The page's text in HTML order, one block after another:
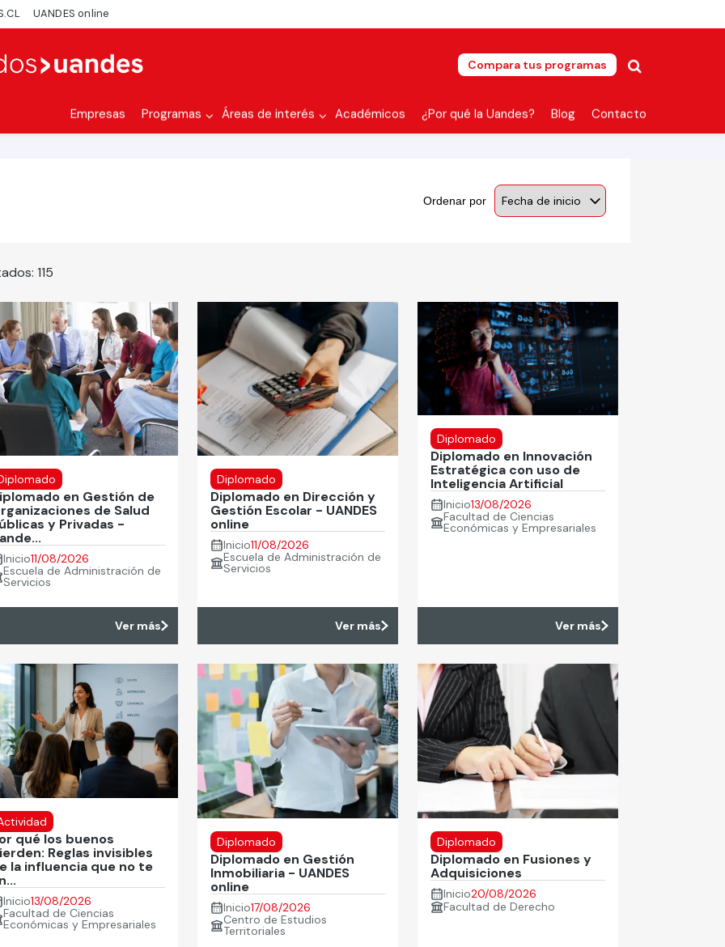
UANDES online
Compara tus programas
Empresas Programas Áreas de interés Académicos ¿Por qué la Uandes? Blog Contacto
Ordenar por
115
en Gestión de
de Salud
y Privadas -
Inicio11/08/2026
Escuela de Administración de
Servicios
Ver más
Diplomado
Diplomado en Dirección y
Gestión Escolar - UANDES
online
Inicio11/08/2026
Escuela de Administración de
Servicios
Ver más
Diplomado
Diplomado en Innovación
Estratégica con uso de
Inteligencia Artificial
Inicio13/08/2026
Facultad de Ciencias
Económicas y Empresariales
Ver más
qué los buenos
Reglas invisibles
la influencia que no te
Inicio13/08/2026
Facultad de Ciencias
Económicas y Empresariales
Diplomado
Diplomado en Gestión
Inmobiliaria - UANDES
online
Inicio17/08/2026
Centro de Estudios
Territoriales
Diplomado
Diplomado en Fusiones y
Adquisiciones
Inicio20/08/2026
Facultad de Derecho